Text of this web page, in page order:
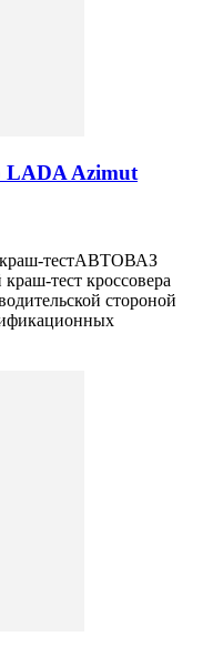
LADA Azimut
краш-тестАВТОВАЗ
тест кроссовера
стороной